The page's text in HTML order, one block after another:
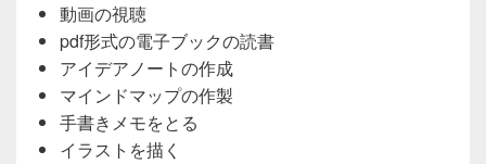
動画の視聴
pdf形式の電子ブックの読書
アイデアノートの作成
マインドマップの作製
手書きメモをとる
イラストを描く